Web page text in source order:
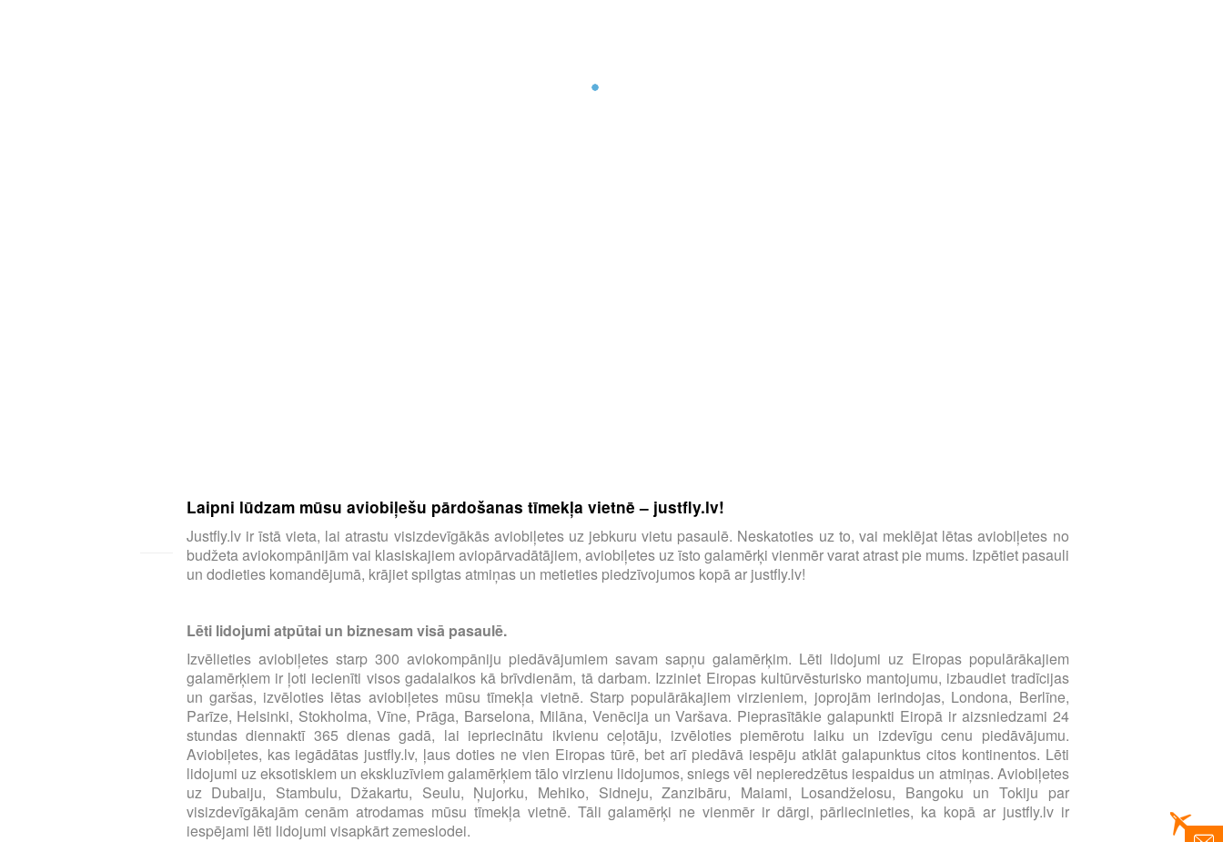
Laipni lūdzam mūsu aviobiļešu pārdošanas tīmekļa vietnē – justfly.lv!
Justfly.lv ir īstā vieta, lai atrastu visizdevīgākās aviobiļetes uz jebkuru vietu pasaulē. Neskatoties uz to, vai meklējat lētas aviobiļetes no
budžeta aviokompānijām vai klasiskajiem aviopārvadātājiem, aviobiļetes uz īsto galamērķi vienmēr varat atrast pie mums. Izpētiet pasauli
un dodieties komandējumā, krājiet spilgtas atmiņas un metieties piedzīvojumos kopā ar justfly.lv!
Lēti lidojumi atpūtai un biznesam visā pasaulē.
Izvēlieties aviobiļetes starp 300 aviokompāniju piedāvājumiem savam sapņu galamērķim. Lēti lidojumi uz Eiropas populārākajiem
galamērķiem ir ļoti iecienīti visos gadalaikos kā brīvdienām, tā darbam. Izziniet Eiropas kultūrvēsturisko mantojumu, izbaudiet tradīcijas
un garšas, izvēloties lētas aviobiļetes mūsu tīmekļa vietnē. Starp populārākajiem virzieniem, joprojām ierindojas, Londona, Berlīne,
Parīze, Helsinki, Stokholma, Vīne, Prāga, Barselona, Milāna, Venēcija un Varšava. Pieprasītākie galapunkti Eiropā ir aizsniedzami 24
stundas diennaktī 365 dienas gadā, lai iepriecinātu ikvienu ceļotāju, izvēloties piemērotu laiku un izdevīgu cenu piedāvājumu.
Aviobiļetes, kas iegādātas justfly.lv, ļaus doties ne vien Eiropas tūrē, bet arī piedāvā iespēju atklāt galapunktus citos kontinentos. Lēti
lidojumi uz eksotiskiem un ekskluzīviem galamērķiem tālo virzienu lidojumos, sniegs vēl nepieredzētus iespaidus un atmiņas. Aviobiļetes
uz Dubaiju, Stambulu, Džakartu, Seulu, Ņujorku, Mehiko, Sidneju, Zanzibāru, Maiami, Losandželosu, Bangoku un Tokiju par
visizdevīgākajām cenām atrodamas mūsu tīmekļa vietnē. Tāli galamērķi ne vienmēr ir dārgi, pārliecinieties, ka kopā ar justfly.lv ir
iespējami lēti lidojumi visapkārt zemeslodei.